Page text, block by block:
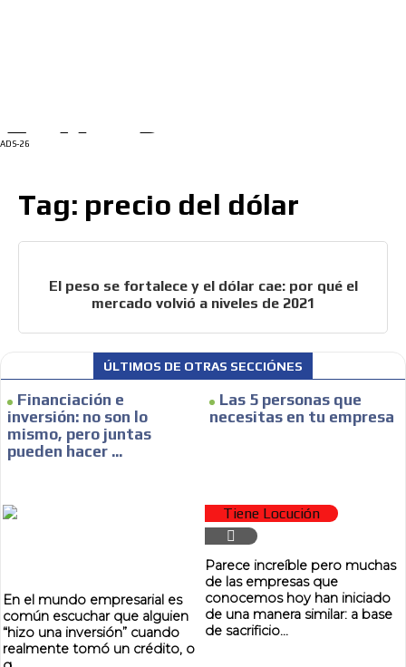
SECCIÓN JURÍDICA
MARKETING
VARIEDADES
MULTIPOKER
PUNTO DE VENTA ONLINE
CLASIFICADOS
CONTACTAR
CONTACTAR
FACEBOOK
TWITTER
INSTAGRAM
qué el mercado volvió a niveles de 2021
ADS-26
Tag: precio del dólar
El peso se fortalece y el dólar cae: por qué el
mercado volvió a niveles de 2021
ÚLTIMOS DE OTRAS SECCIÓNES
Financiación e
inversión: no son lo
mismo, pero juntas
pueden hacer ...
En el mundo empresarial es
común escuchar que alguien
“hizo una inversión” cuando
realmente tomó un crédito, o
Las 5 personas que
necesitas en tu empresa
Tiene Locución
Parece increíble pero muchas
de las empresas que
conocemos hoy han iniciado
de una manera similar: a base
de sacrificio...